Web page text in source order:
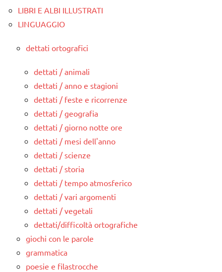
LIBRI E ALBI ILLUSTRATI
LINGUAGGIO
dettati ortografici
dettati / animali
dettati / anno e stagioni
dettati / feste e ricorrenze
dettati / geografia
dettati / giorno notte ore
dettati / mesi dell'anno
dettati / scienze
dettati / storia
dettati / tempo atmosferico
dettati / vari argomenti
dettati / vegetali
dettati/difficoltà ortografiche
giochi con le parole
grammatica
poesie e filastrocche